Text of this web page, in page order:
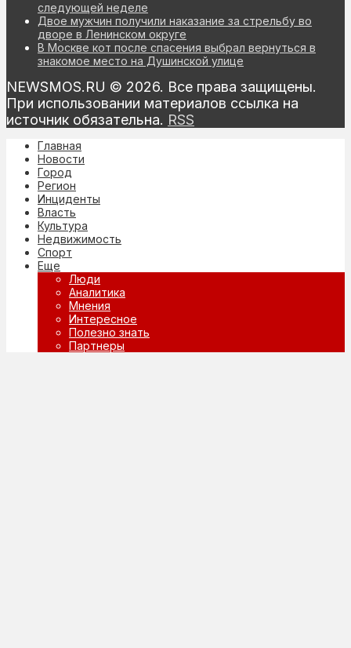
следующей неделе
Двое мужчин получили наказание за стрельбу во
дворе в Ленинском округе
В Москве кот после спасения выбрал вернуться в
знакомое место на Душинской улице
NEWSMOS.RU © 2026. Все права защищены.
При использовании материалов ссылка на
источник обязательна. RSS
Главная
Новости
Город
Регион
Инциденты
Власть
Культура
Недвижимость
Спорт
Еще
Люди
Аналитика
Мнения
Интересное
Полезно знать
Партнеры